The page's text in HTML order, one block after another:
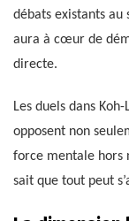
débats existants
aura à cœur de
directe.
Les duels dans
opposent non
force mentale hors
sait que tout peut